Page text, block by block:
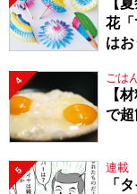
【
花「
は
4 ごは
【
で超
5 連載
「